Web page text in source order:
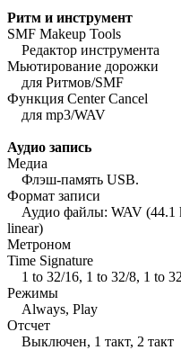
Ритм и инструмент
SMF Makeup Tools
Редактор инструмента
Мьютирование дорожки
для Ритмов/SMF
Функция Center Cancel
для mp3/WAV
Аудио запись
Медиа
Флэш-память USB.
Формат записи
Аудио файлы: WAV (44.1
linear)
Метроном
Time Signature
1 to 32/16, 1 to 32/8, 1 to
Режимы
Always, Play
Отсчет
Выключен, 1 такт, 2 такт